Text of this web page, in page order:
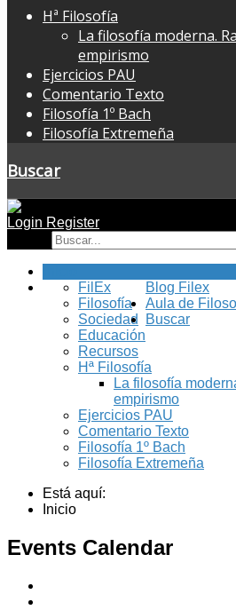
Hª Filosofía
La filosofía moderna.
empirismo
Ejercicios PAU
Comentario Texto
Filosofía 1º Bach
Filosofía Extremeña
Buscar
Login Register
Blog Filex
FilEx
Filosofía
Sociedad
Educación
Recursos
Aula de
Hª Filosofía
La filosofía
empirismo
Ejercicios PAU
Comentario Texto
Filosofía 1º Bach
Filosofía Extremeña
Buscar
Está aquí:
Inicio
Events Calendar